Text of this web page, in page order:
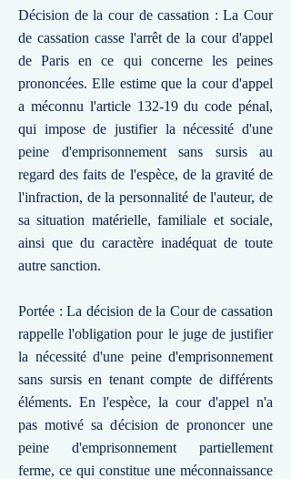
Décision de la cour de cassation : La Cour
de cassation casse l'arrêt de la cour d'appel
de Paris en ce qui concerne les peines
prononcées. Elle estime que la cour d'appel
a méconnu l'article 132-19 du code pénal,
qui impose de justifier la nécessité d'une
peine d'emprisonnement sans sursis au
regard des faits de l'espèce, de la gravité de
l'infraction, de la personnalité de l'auteur, de
sa situation matérielle, familiale et sociale,
ainsi que du caractère inadéquat de toute
autre sanction.
Portée : La décision de la Cour de cassation
rappelle l'obligation pour le juge de justifier
la nécessité d'une peine d'emprisonnement
sans sursis en tenant compte de différents
éléments. En l'espèce, la cour d'appel n'a
pas motivé sa décision de prononcer une
peine d'emprisonnement partiellement
ferme, ce qui constitue une méconnaissance